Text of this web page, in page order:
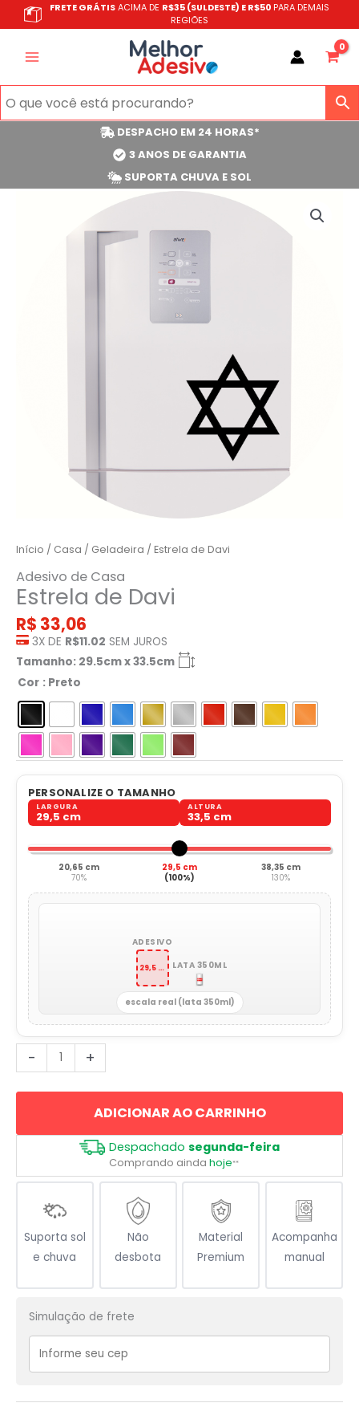
para
FRETE GRÁTISACIMA DE R$35 (SULDESTE) E R$50 PARA DEMAIS
REGIÕES
DESPACHO EM 24 HORAS*
3 ANOS DE GARANTIA
SUPORTA CHUVA E SOL
Início / Casa / Geladeira / Estrela de Davi
Adesivo de Casa
Estrela de Davi
R$ 33,06
3X DE R$11.02 SEM JUROS
Tamanho: 29.5cm x 33.5cm
Cor : Preto
PERSONALIZE O TAMANHO
LARGURA
29,5 cm
ALTURA
33,5 cm
20,65 cm
70%
29,5 cm
(100%)
38,35 cm
130%
ADESIVO
29,5 x 33,5 cm LATA 350ML
escala real (lata 350ml)
-
de
Davi
+
ADICIONAR AO CARRINHO
Despachado segunda-feira
Comprando ainda hoje**
Suporta sol
e chuva
Não
desbota
Material
Premium
Acompanha
manual
Simulação de frete